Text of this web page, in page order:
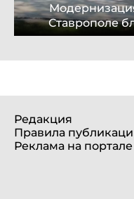
Ставрополе
Редакция
Правила
Реклама на портале